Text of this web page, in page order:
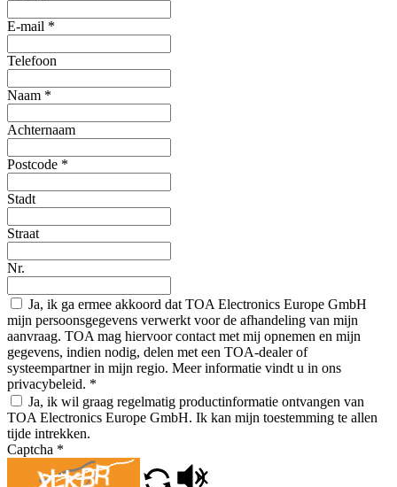
E-mail *
Telefoon
Naam *
Achternaam
Postcode *
Stadt
Straat
Nr.
Ja, ik ga ermee akkoord dat TOA Electronics Europe GmbH
mijn persoonsgegevens verwerkt voor de afhandeling van mijn
aanvraag. TOA mag hiervoor contact met mij opnemen en mijn
gegevens, indien nodig, delen met een TOA-dealer of
systeempartner in mijn regio. Meer informatie vindt u in ons
privacybeleid. *
Ja, ik wil graag regelmatig productinformatie ontvangen van
TOA Electronics Europe GmbH. Ik kan mijn toestemming te allen
tijde intrekken.
Captcha *